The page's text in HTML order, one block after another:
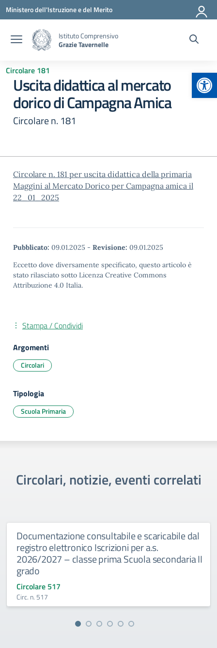
Vai ai contenuti
Vai al menu di navigazione
Vai al footer
Ministero dell'Istruzione e del Merito
Istituto Comprensivo
Grazie Tavernelle
Circolare 181
Uscita didattica al mercato
dorico di Campagna Amica
Circolare n. 181
Circolare n. 181 per uscita didattica della primaria
Maggini al Mercato Dorico per Campagna amica il
22_01_2025
Pubblicato: 09.01.2025 - Revisione: 09.01.2025
Eccetto dove diversamente specificato, questo articolo è
stato rilasciato sotto Licenza Creative Commons
Attribuzione 4.0 Italia.
Stampa / Condividi
Argomenti
Circolari
Tipologia
Scuola Primaria
Circolari, notizie, eventi correlati
Documentazione consultabile e scaricabile dal
registro elettronico Iscrizioni per a.s.
2026/2027 – classe prima Scuola secondaria II
grado
Circolare 517
Circ. n. 517